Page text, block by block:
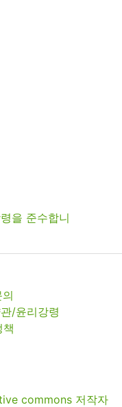
의
/윤리강령
commons 저작자